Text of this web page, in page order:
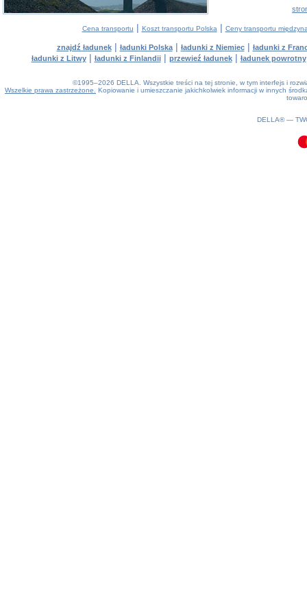
Cena transportu | Koszt transportu Polska | Ceny transportu
znajdź ładunek| ładunki Polska| ładunki z Niemiec| ładunki z
ładunki z Litwy| ładunki z Finlandii| przewieź ładunek| ładunek powrotny
©1995–2026 DELLA. Wszystkie treści na tej stronie, w tym interfejs i
Wszelkie prawa zastrzeżone.
Kopiowanie i umieszczanie jakichkolwiek informacji w innych
DELLA® —